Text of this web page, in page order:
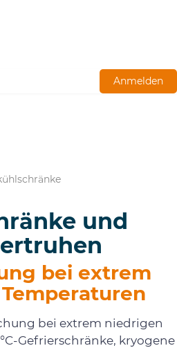
Anmelden
und
bei extrem
bei extrem niedrigen
Gefrierschränke, kryogene